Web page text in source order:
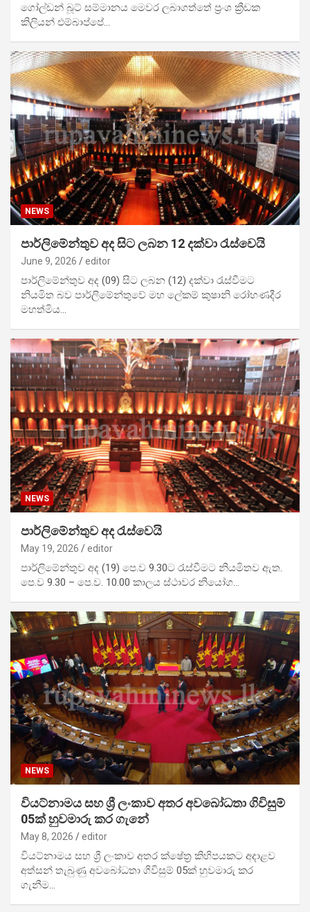
ගෝල්ඩන් බූට් සම්මානය මෙවර ලබාගත්තේ ප්‍රංශ ක්‍රීඩක
කිලියන් එම්බාප්පේ…
NEWS
පාර්ලිමේන්තුව අද සිට ලබන 12 දක්වා රැස්වෙයි
June 9, 2026 editor
පාර්ලිමේන්තුව අද (09) සිට ලබන (12) දක්වා රැස්වීමට
නියමිත බව පාර්ලිමේන්තුවේ මහ ලේකම් කුෂානි රෝහණදීර
මහත්මිය…
NEWS
පාර්ලිමේන්තුව අද රැස්වෙයි
May 19, 2026 editor
පාර්ලිමේන්තුව අද (19) පෙ.ව 9.30ට රැස්වීමට නියමිතව ඇත.
පෙ.ව 9.30 – පෙ.ව. 10.00 කාලය ස්ථාවර නියෝග…
NEWS
වියට්නාමය සහ ශ්‍රී ලංකාව අතර අවබෝධතා ගිවිසුම්
05ක් හුවමාරු කර ගැනේ
May 8, 2026 editor
වියට්නාමය සහ ශ්‍රී ලංකාව අතර ක්ෂේත්‍ර කිහිපයකට අදාළව
අත්සන් තැබුණු අවබෝධතා ගිවිසුම් 05ක් හුවමාරු කර
ගැනීම…